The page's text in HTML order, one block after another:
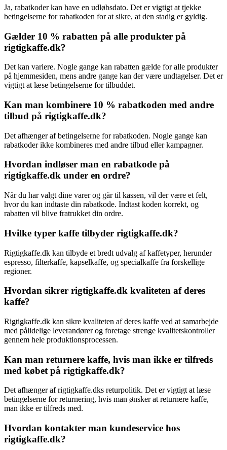
Ja, rabatkoder kan have en udløbsdato. Det er vigtigt at tjekke
betingelserne for rabatkoden for at sikre, at den stadig er gyldig.
Gælder 10 % rabatten på alle produkter på
rigtigkaffe.dk?
Det kan variere. Nogle gange kan rabatten gælde for alle produkter
på hjemmesiden, mens andre gange kan der være undtagelser. Det er
vigtigt at læse betingelserne for tilbuddet.
Kan man kombinere 10 % rabatkoden med andre
tilbud på rigtigkaffe.dk?
Det afhænger af betingelserne for rabatkoden. Nogle gange kan
rabatkoder ikke kombineres med andre tilbud eller kampagner.
Hvordan indløser man en rabatkode på
rigtigkaffe.dk under en ordre?
Når du har valgt dine varer og går til kassen, vil der være et felt,
hvor du kan indtaste din rabatkode. Indtast koden korrekt, og
rabatten vil blive fratrukket din ordre.
Hvilke typer kaffe tilbyder rigtigkaffe.dk?
Rigtigkaffe.dk kan tilbyde et bredt udvalg af kaffetyper, herunder
espresso, filterkaffe, kapselkaffe, og specialkaffe fra forskellige
regioner.
Hvordan sikrer rigtigkaffe.dk kvaliteten af deres
kaffe?
Rigtigkaffe.dk kan sikre kvaliteten af deres kaffe ved at samarbejde
med pålidelige leverandører og foretage strenge kvalitetskontroller
gennem hele produktionsprocessen.
Kan man returnere kaffe, hvis man ikke er tilfreds
med købet på rigtigkaffe.dk?
Det afhænger af rigtigkaffe.dks returpolitik. Det er vigtigt at læse
betingelserne for returnering, hvis man ønsker at returnere kaffe,
man ikke er tilfreds med.
Hvordan kontakter man kundeservice hos
rigtigkaffe.dk?